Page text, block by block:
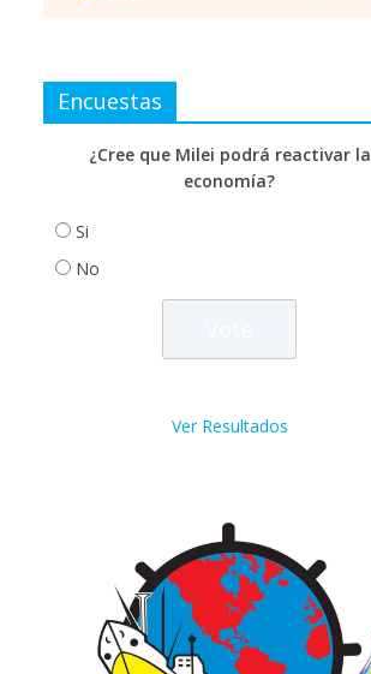
Encuestas
¿Cree que Milei podrá reactivar la
economía?
Si
No
Ver Resultados